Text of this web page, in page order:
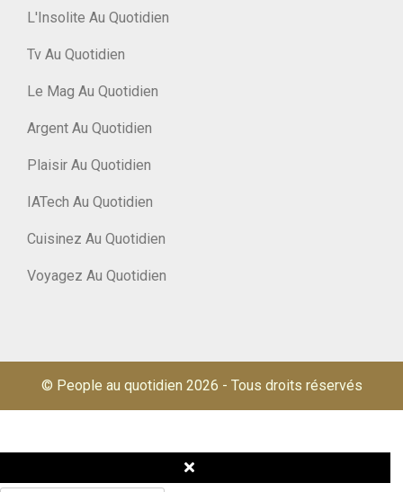
L'Insolite Au Quotidien
Tv Au Quotidien
Le Mag Au Quotidien
Argent Au Quotidien
Plaisir Au Quotidien
IATech Au Quotidien
Cuisinez Au Quotidien
Voyagez Au Quotidien
© People au quotidien 2026 - Tous droits réservés